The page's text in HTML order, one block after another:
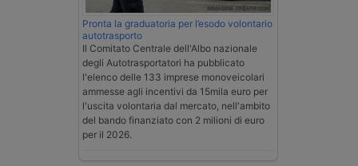
Pronta la graduatoria per l’esodo volontario
autotrasporto
Il Comitato Centrale dell'Albo nazionale
degli Autotrasportatori ha pubblicato
l'elenco delle 133 imprese monoveicolari
ammesse agli incentivi da 15mila euro per
l'uscita volontaria dal mercato, nell'ambito
del bando finanziato con 2 milioni di euro
per il 2026.